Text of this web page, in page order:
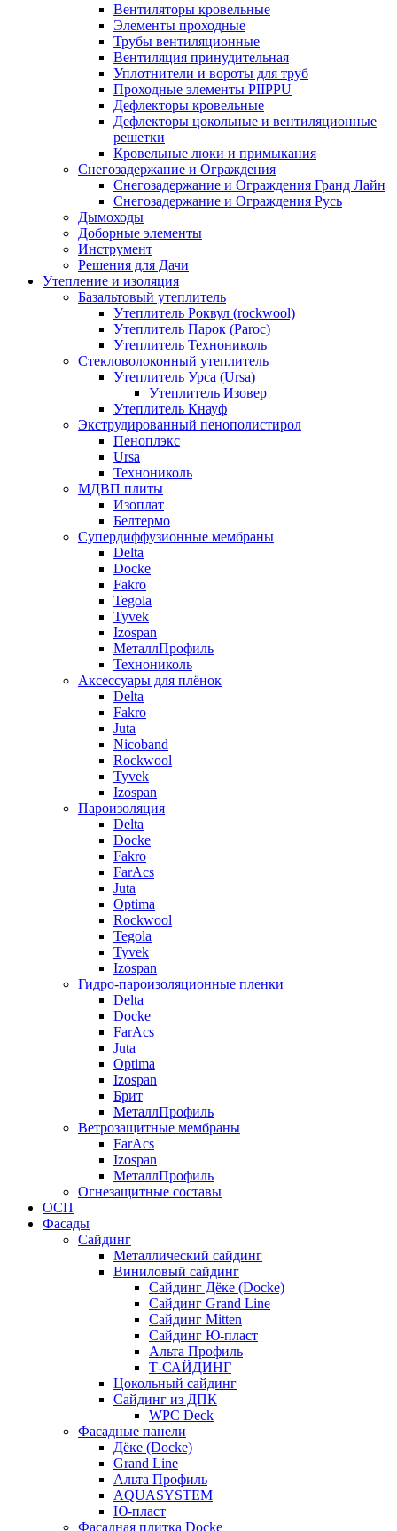
Вентиляторы кровельные
Элементы проходные
Трубы вентиляционные
Вентиляция принудительная
Уплотнители и вороты для труб
Проходные элементы PIIPPU
Дефлекторы кровельные
Дефлекторы цокольные и вентиляционные
решетки
Кровельные люки и примыкания
Снегозадержание и Ограждения
Снегозадержание и Ограждения Гранд Лайн
Снегозадержание и Ограждения Русь
Дымоходы
Доборные элементы
Инструмент
Решения для Дачи
Утепление и изоляция
Базальтовый утеплитель
Утеплитель Роквул (rockwool)
Утеплитель Парок (Paroc)
Утеплитель Технониколь
Стекловолоконный утеплитель
Утеплитель Урса (Ursa)
Утеплитель Изовер
Утеплитель Кнауф
Экструдированный пенополистирол
Пеноплэкс
Ursa
Технониколь
МДВП плиты
Изоплат
Белтермо
Супердиффузионные мембраны
Delta
Docke
Fakro
Tegola
Tyvek
Izospan
МеталлПрофиль
Технониколь
Аксессуары для плёнок
Delta
Fakro
Juta
Nicoband
Rockwool
Tyvek
Izospan
Пароизоляция
Delta
Docke
Fakro
FarAcs
Juta
Optima
Rockwool
Tegola
Tyvek
Izospan
Гидро-пароизоляционные пленки
Delta
Docke
FarAcs
Juta
Optima
Izospan
Брит
МеталлПрофиль
Ветрозащитные мембраны
FarAcs
Izospan
МеталлПрофиль
Огнезащитные составы
ОСП
Фасады
Сайдинг
Металлический сайдинг
Виниловый сайдинг
Сайдинг Дёке (Docke)
Сайдинг Grand Line
Сайдинг Mitten
Сайдинг Ю-пласт
Альта Профиль
Т-САЙДИНГ
Цокольный сайдинг
Сайдинг из ДПК
WPC Deck
Фасадные панели
Дёке (Docke)
Grand Line
Альта Профиль
AQUASYSTEM
Ю-пласт
Фасадная плитка Docke